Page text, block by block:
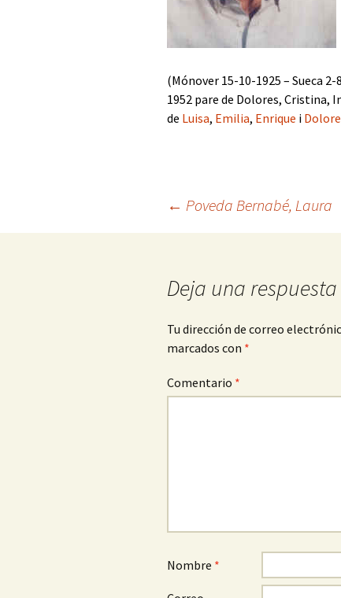
(Mónover 15-10-1925 – Sueca
1952 pare de Dolores, Cristina,
de Luisa, Emilia, Enrique i
Navegación
← Poveda Bernabé, Laura
Deja una respuesta
Tu dirección de correo
marcados con *
Comentario *
Nombre *